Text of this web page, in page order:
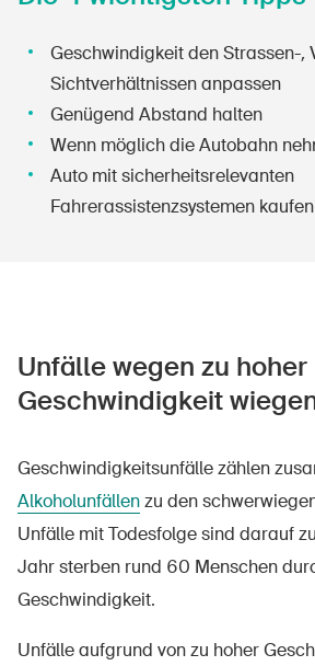
Geschwindigkeit den Strassen-,
Sichtverhältnissen anpassen
Genügend Abstand halten
Wenn möglich die Autobahn
Auto mit sicherheitsrelevanten
Fahrerassistenzsystemen kaufen
Unfälle wegen zu hoher
Geschwindigkeit
Geschwindigkeitsunfälle zählen
Alkoholunfällenzu den
Unfälle mit Todesfolge sind darauf
Jahr sterben rund 60 Menschen
Geschwindigkeit.
Unfälle aufgrund von zu hoher